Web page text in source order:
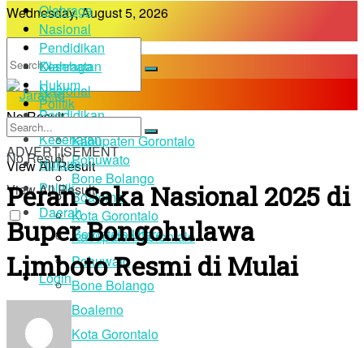
Wednesday, August 5, 2026
No Result
View All Result
Login
Olahraga
Nasional
Pendidikan
Kesehatan
Hukum
Politik
Daerah
Kabupaten Gorontalo
Pohuwato
Bone Bolango
Boalemo
Kota Gorontalo
Gorontalo Utara
Olahraga
Nasional
Pendidikan
Kesehatan
Hukum
Politik
Daerah
Kabupaten Gorontalo
Pohuwato
Bone Bolango
Boalemo
Kota Gorontalo
No Result
View All Result
ADVERTISEMENT
Peran Saka Nasional 2025 di
Buper Bongohulawa
Limboto Resmi di Mulai